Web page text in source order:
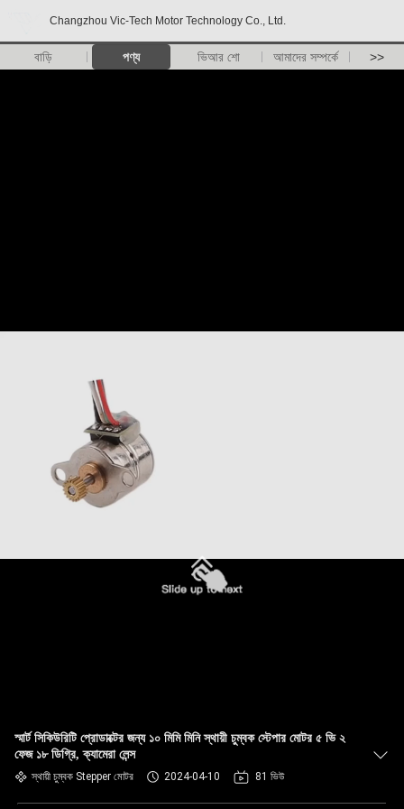
Changzhou Vic-Tech Motor Technology Co., Ltd.
বাড়ি পণ্য ভিআর শো আমাদের সম্পর্কে >>
স্মার্ট সিকিউরিটি প্রোডাক্টের জন্য ১০ মিমি মিনি স্থায়ী চুম্বক স্টেপার মোটর ৫ ভি ২
ফেজ ১৮ ডিগ্রি, ক্যামেরা লেন্স
স্থায়ী চুম্বক Stepper মোটর 2024-04-10 81 ভিউ